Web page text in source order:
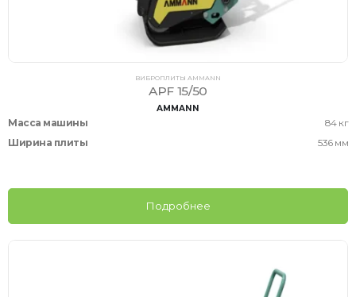
ВИБРОПЛИТЫ AMMANN
APF 15/50
AMMANN
Масса машины
84 кг
Ширина плиты
536 мм
Подробнее